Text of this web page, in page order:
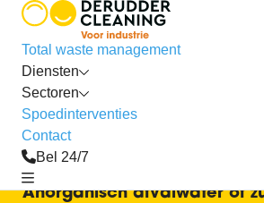
Total waste management
Diensten
Sectoren
Spoedinterventies
Contact
Bel 24/7
afvalverwerking
Verwerking van
basen
Anorganisch afvalwater of